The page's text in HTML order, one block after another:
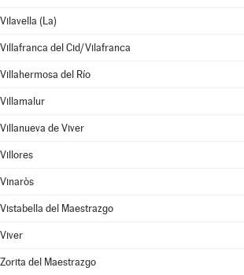
Vilavella (La)
Villafranca del Cid/Vilafranca
Villahermosa del Río
Villamalur
Villanueva de Viver
Villores
Vinaròs
Vistabella del Maestrazgo
Viver
Zorita del Maestrazgo